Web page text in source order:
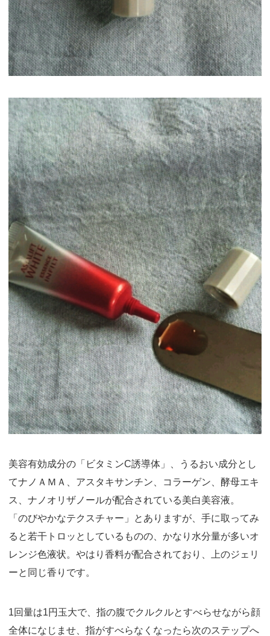
美容有効成分の「ビタミンC誘導体」、うるおい成分とし
てナノＡＭＡ、アスタキサンチン、コラーゲン、酵母エキ
ス、ナノオリザノールが配合されている美白美容液。
「のびやかなテクスチャー」とありますが、手に取ってみ
ると若干トロッとしているものの、かなり水分量が多いオ
レンジ色液状。やはり香料が配合されており、上のジェリ
ーと同じ香りです。
1回量は1円玉大で、指の腹でクルクルとすべらせながら顔
全体になじませ、指がすべらなくなったら次のステップへ